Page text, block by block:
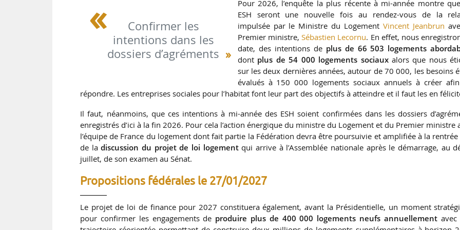
Confirmer les
intentions dans les
dossiers d’agréments
Pour 2026, l’enquête la plus récente à mi-année montre
ESH seront une nouvelle fois au rendez-vous de la
impulsée par le Ministre du Logement Vincent Jeanbrun
Premier ministre,Sébastien Lecornu. En effet, nous
date, des intentions de plus de 66 503 logements
dont plus de 54 000 logements sociauxalors que nous
sur les deux dernières années, autour de 70 000, les besoins
évalués à 150 000 logements sociaux annuels à créer afin
répondre. Les entreprises sociales pour l’habitat font leur part des objectifs à atteindre et il faut les en
Il faut, néanmoins, que ces intentions à mi-année des ESH soient confirmées dans les dossiers
enregistrés d’ici à la fin 2026. Pour cela l’action énergique du ministre du Logement et du Premier ministre
l’équipe de France du logement dont fait partie la Fédération devra être poursuivie et amplifiée à la
de ladiscussion du projet de loi logementqui arrive à l’Assemblée nationale après le démarrage, au
juillet, de son examen au Sénat.
Propositions fédérales le 27/01/2027
Le projet de loi de finance pour 2027 constituera également, avant la Présidentielle, un moment
pour confirmer les engagements de produire plus de 400 000 logements neufs annuellementavec